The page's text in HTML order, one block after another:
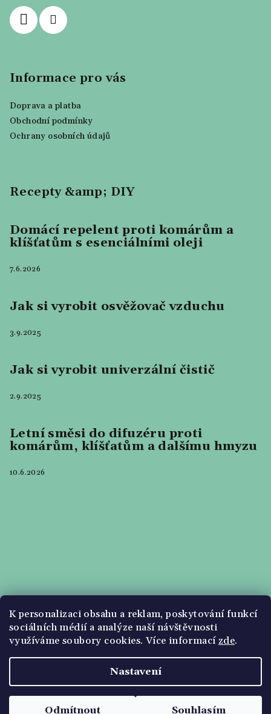
K personalizaci obsahu a reklam, poskytování funkcí
sociálních médií a analýze naší návštěvnosti
využíváme soubory cookies. Více informací zde.
Nastavení
Odmítnout Souhlasím
Informace pro vás
Doprava a platba
Obchodní podmínky
Ochrany osobních údajů
Recepty &amp; DIY
Domácí repelent proti komárům a
klíšťatům s esenciálními oleji
7.6.2026
Jak si vyrobit osvěžovač vzduchu
3.9.2025
Jak si vyrobit univerzální čistič
2.9.2025
Letní směsi do difuzéru proti
komárům, klíšťatům a dalšímu hmyzu
10.6.2026
Upravit nastavení cookies